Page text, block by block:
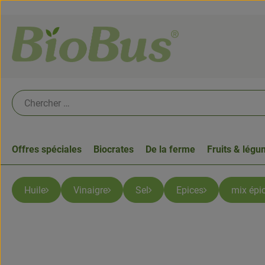
Offres spéciales Biocrates De la ferme Fruits &
Huile Vinaigre Sel Epices mix